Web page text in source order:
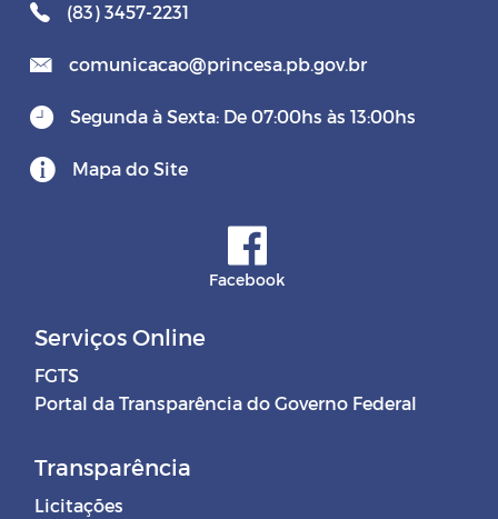
(83) 3457-2231
comunicacao@princesa.pb.gov.br
Segunda à Sexta: De 07:00hs às 13:00hs
Mapa do Site
Facebook
Serviços Online
FGTS
Portal da Transparência do Governo Federal
Transparência
Licitações